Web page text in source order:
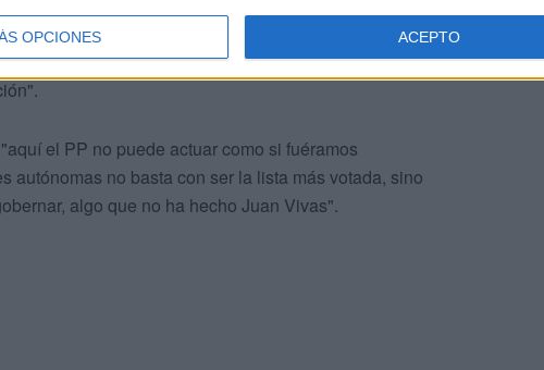
OPCIONES ACEPTO
Dialogo Social sólo esté presente el PP constituye
desde Ceuta Ya!, el Partido Popular "está en clara
el PP no puede actuar como si fuéramos
autónomas no basta con ser la lista más votada, sino
algo que no ha hecho Juan Vivas".